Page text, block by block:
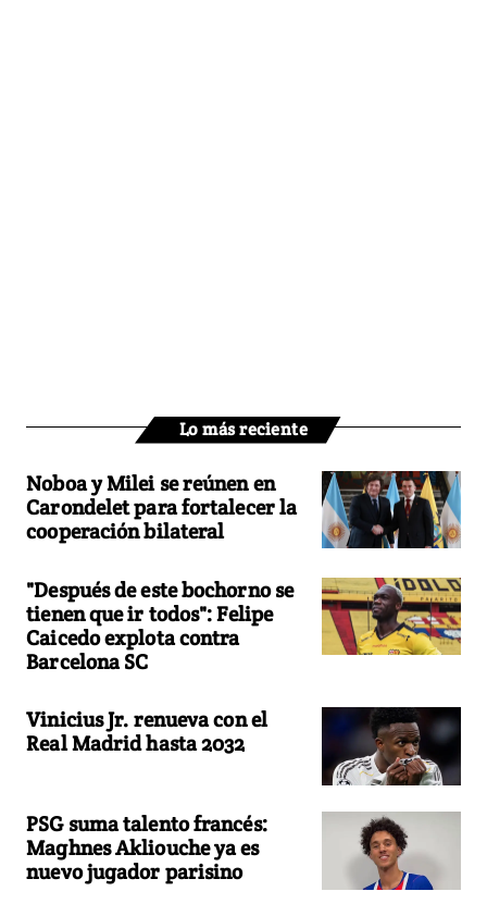
Lo más reciente
Noboa y Milei se reúnen en
Carondelet para fortalecer la
cooperación bilateral
"Después de este bochorno se
tienen que ir todos": Felipe
Caicedo explota contra
Barcelona SC
Vinicius Jr. renueva con el
Real Madrid hasta 2032
PSG suma talento francés:
Maghnes Akliouche ya es
nuevo jugador parisino